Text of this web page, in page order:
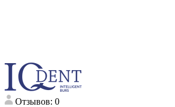
Отзывов: 0